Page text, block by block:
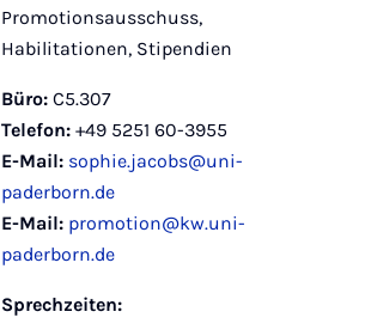
Promotionsausschuss,
Habilitationen, Stipendien
Büro: C5.307
Telefon: +49 5251 60-3955
E-Mail: sophie.jacobs@uni-
paderborn.de
E-Mail: promotion@kw.uni-
paderborn.de
Sprechzeiten: